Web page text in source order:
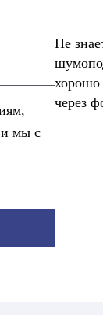
и мы с
Не
хорошо
через